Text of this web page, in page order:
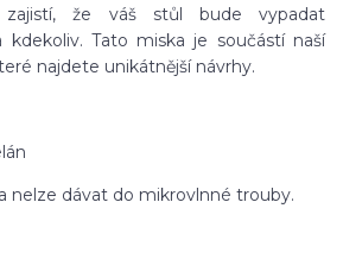
zajistí, že váš stůl bude vypadat
kdekoliv. Tato miska je součástí naší
najdete unikátnější návrhy.
nelze dávat do mikrovlnné trouby.